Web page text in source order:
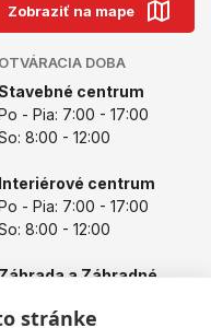
stránke
Zobraziť na mape
OTVÁRACIA DOBA
centrum
- Pia: 7:00 - 17:00
8:00 - 12:00
Interiérové centrum
- Pia: 7:00 - 17:00
8:00 - 12:00
Záhrada a Záhradné
- Pia: 8:00 - 17:00